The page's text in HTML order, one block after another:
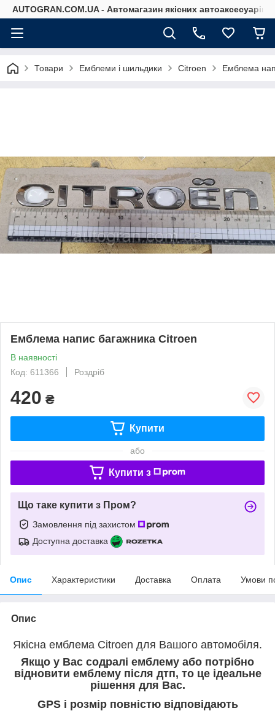
AUTOGRAN.COM.UA - Автомагазин якісних автоаксесуарів
Товари Емблеми і шильдики Citroen Емблема
Емблема напис багажника Citroen
В наявності
Код: 611366
Роздріб
420 ₴
Купити
або
Купити з
Що таке купити з Пром?
Замовлення під захистом
Доступна доставка
Опис Характеристики Доставка Оплата Умови
Опис
Якісна емблема Citroen для Вашого автомобіля.
Якщо у Вас содралі емблему або потрібно
відновити емблему після дтп, то це ідеальне
рішення для Вас.
GPS і розмір повністю відповідають